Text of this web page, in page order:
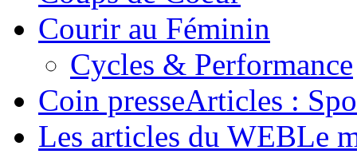
Courir au Féminin
Cycles & Performance
Coin presseArticles :
Les articles du WEBLe